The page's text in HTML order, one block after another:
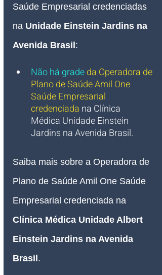
Saúde Empresarial credenciadas
na Unidade Einstein Jardins na
Avenida Brasil:
Não há gradeda Operadora de
Plano de Saúde Amil One
Saúde Empresarial
credenciada na Clínica
Médica Unidade Einstein
Jardins na Avenida Brasil.
Saiba mais sobre a Operadora de
Plano de Saúde Amil One Saúde
Empresarial credenciada na
Clínica Médica Unidade Albert
Einstein Jardins na Avenida
Brasil.